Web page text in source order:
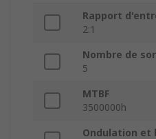
Rapport
2:1
Nombre de
5
MTBF
3500000h
Ondulation et